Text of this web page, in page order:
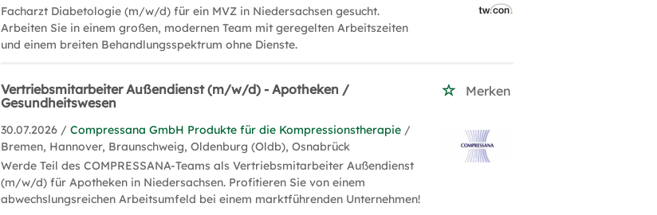
Facharzt Diabetologie (m/w/d) für ein MVZ in Niedersachsen gesucht.
Arbeiten Sie in einem großen, modernen Team mit geregelten Arbeitszeiten
und einem breiten Behandlungsspektrum ohne Dienste.
Vertriebsmitarbeiter Außendienst (m/w/d) - Apotheken /
Gesundheitswesen
Merken
30.07.2026 /Compressana GmbH Produkte für die Kompressionstherapie /
Bremen, Hannover, Braunschweig, Oldenburg (Oldb), Osnabrück
Werde Teil des COMPRESSANA-Teams als Vertriebsmitarbeiter Außendienst
(m/w/d) für Apotheken in Niedersachsen. Profitieren Sie von einem
abwechslungsreichen Arbeitsumfeld bei einem marktführenden Unternehmen!